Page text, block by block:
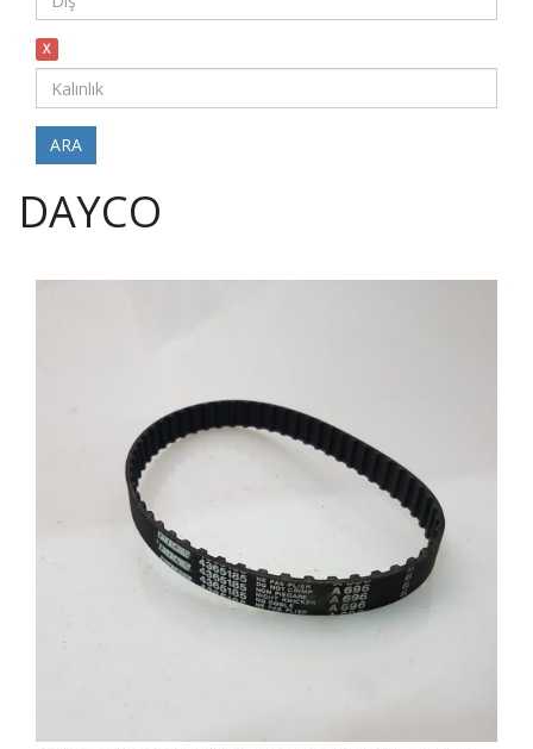
X
ARA
DAYCO